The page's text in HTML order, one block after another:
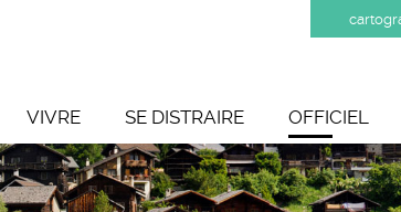
VIVRE SE DISTRAIRE OFFICIEL